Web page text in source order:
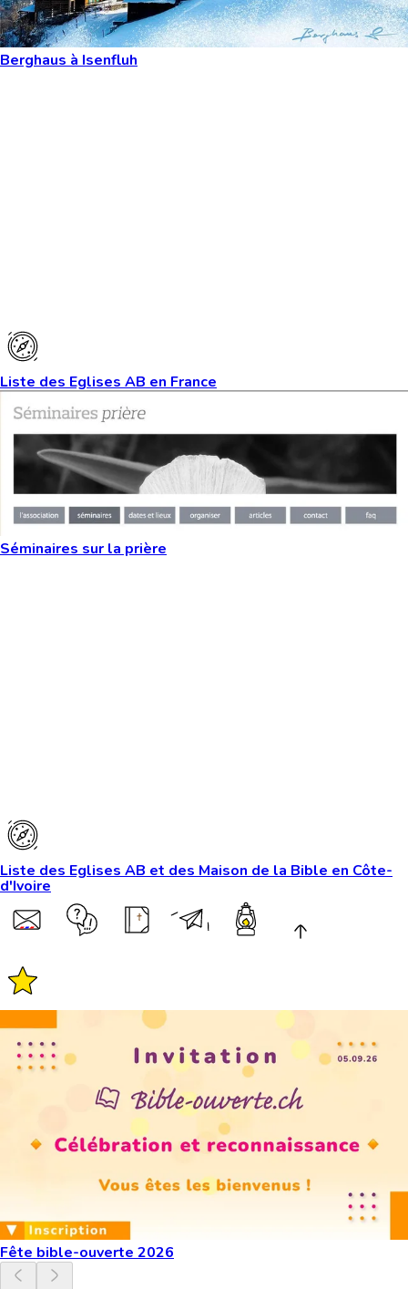
Berghaus à Isenfluh
Liste des Eglises AB en France
Séminaires sur la prière
Liste des Eglises AB et des Maison de la Bible en Côte-
d'Ivoire
Fête bible-ouverte 2026